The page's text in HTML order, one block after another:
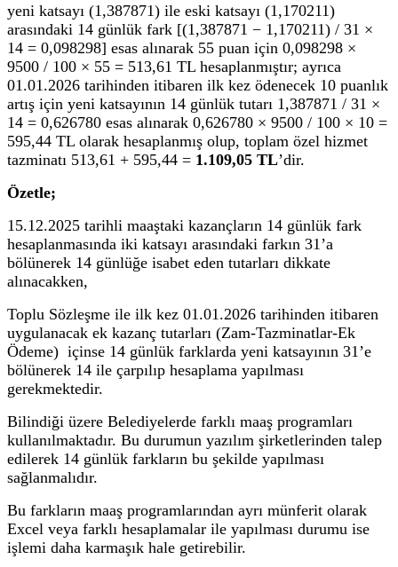
yeni katsayı (1,387871) ile eski katsayı (1,170211)
arasındaki 14 günlük fark [(1,387871 − 1,170211) / 31 ×
14 = 0,098298] esas alınarak 55 puan için 0,098298 ×
9500 / 100 × 55 = 513,61 TL hesaplanmıştır; ayrıca
01.01.2026 tarihinden itibaren ilk kez ödenecek 10 puanlık
artış için yeni katsayının 14 günlük tutarı 1,387871 / 31 ×
14 = 0,626780 esas alınarak 0,626780 × 9500 / 100 × 10 =
595,44 TL olarak hesaplanmış olup, toplam özel hizmet
tazminatı 513,61 + 595,44 = 1.109,05 TL’dir.
Özetle;
15.12.2025 tarihli maaştaki kazançların 14 günlük fark
hesaplanmasında iki katsayı arasındaki farkın 31’a
bölünerek 14 günlüğe isabet eden tutarları dikkate
alınacakken,
Toplu Sözleşme ile ilk kez 01.01.2026 tarihinden itibaren
uygulanacak ek kazanç tutarları (Zam-Tazminatlar-Ek
Ödeme) içinse 14 günlük farklarda yeni katsayının 31’e
bölünerek 14 ile çarpılıp hesaplama yapılması
gerekmektedir.
Bilindiği üzere Belediyelerde farklı maaş programları
kullanılmaktadır. Bu durumun yazılım şirketlerinden talep
edilerek 14 günlük farkların bu şekilde yapılması
sağlanmalıdır.
Bu farkların maaş programlarından ayrı münferit olarak
Excel veya farklı hesaplamalar ile yapılması durumu ise
işlemi daha karmaşık hale getirebilir.